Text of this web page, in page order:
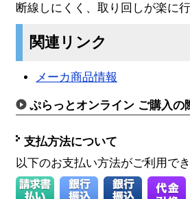
断線しにくく、取り回しが楽に
関連リンク
メーカ商品情報
ぷらっとオンライン ご購入の
支払方法について
以下のお支払い方法がご利用で